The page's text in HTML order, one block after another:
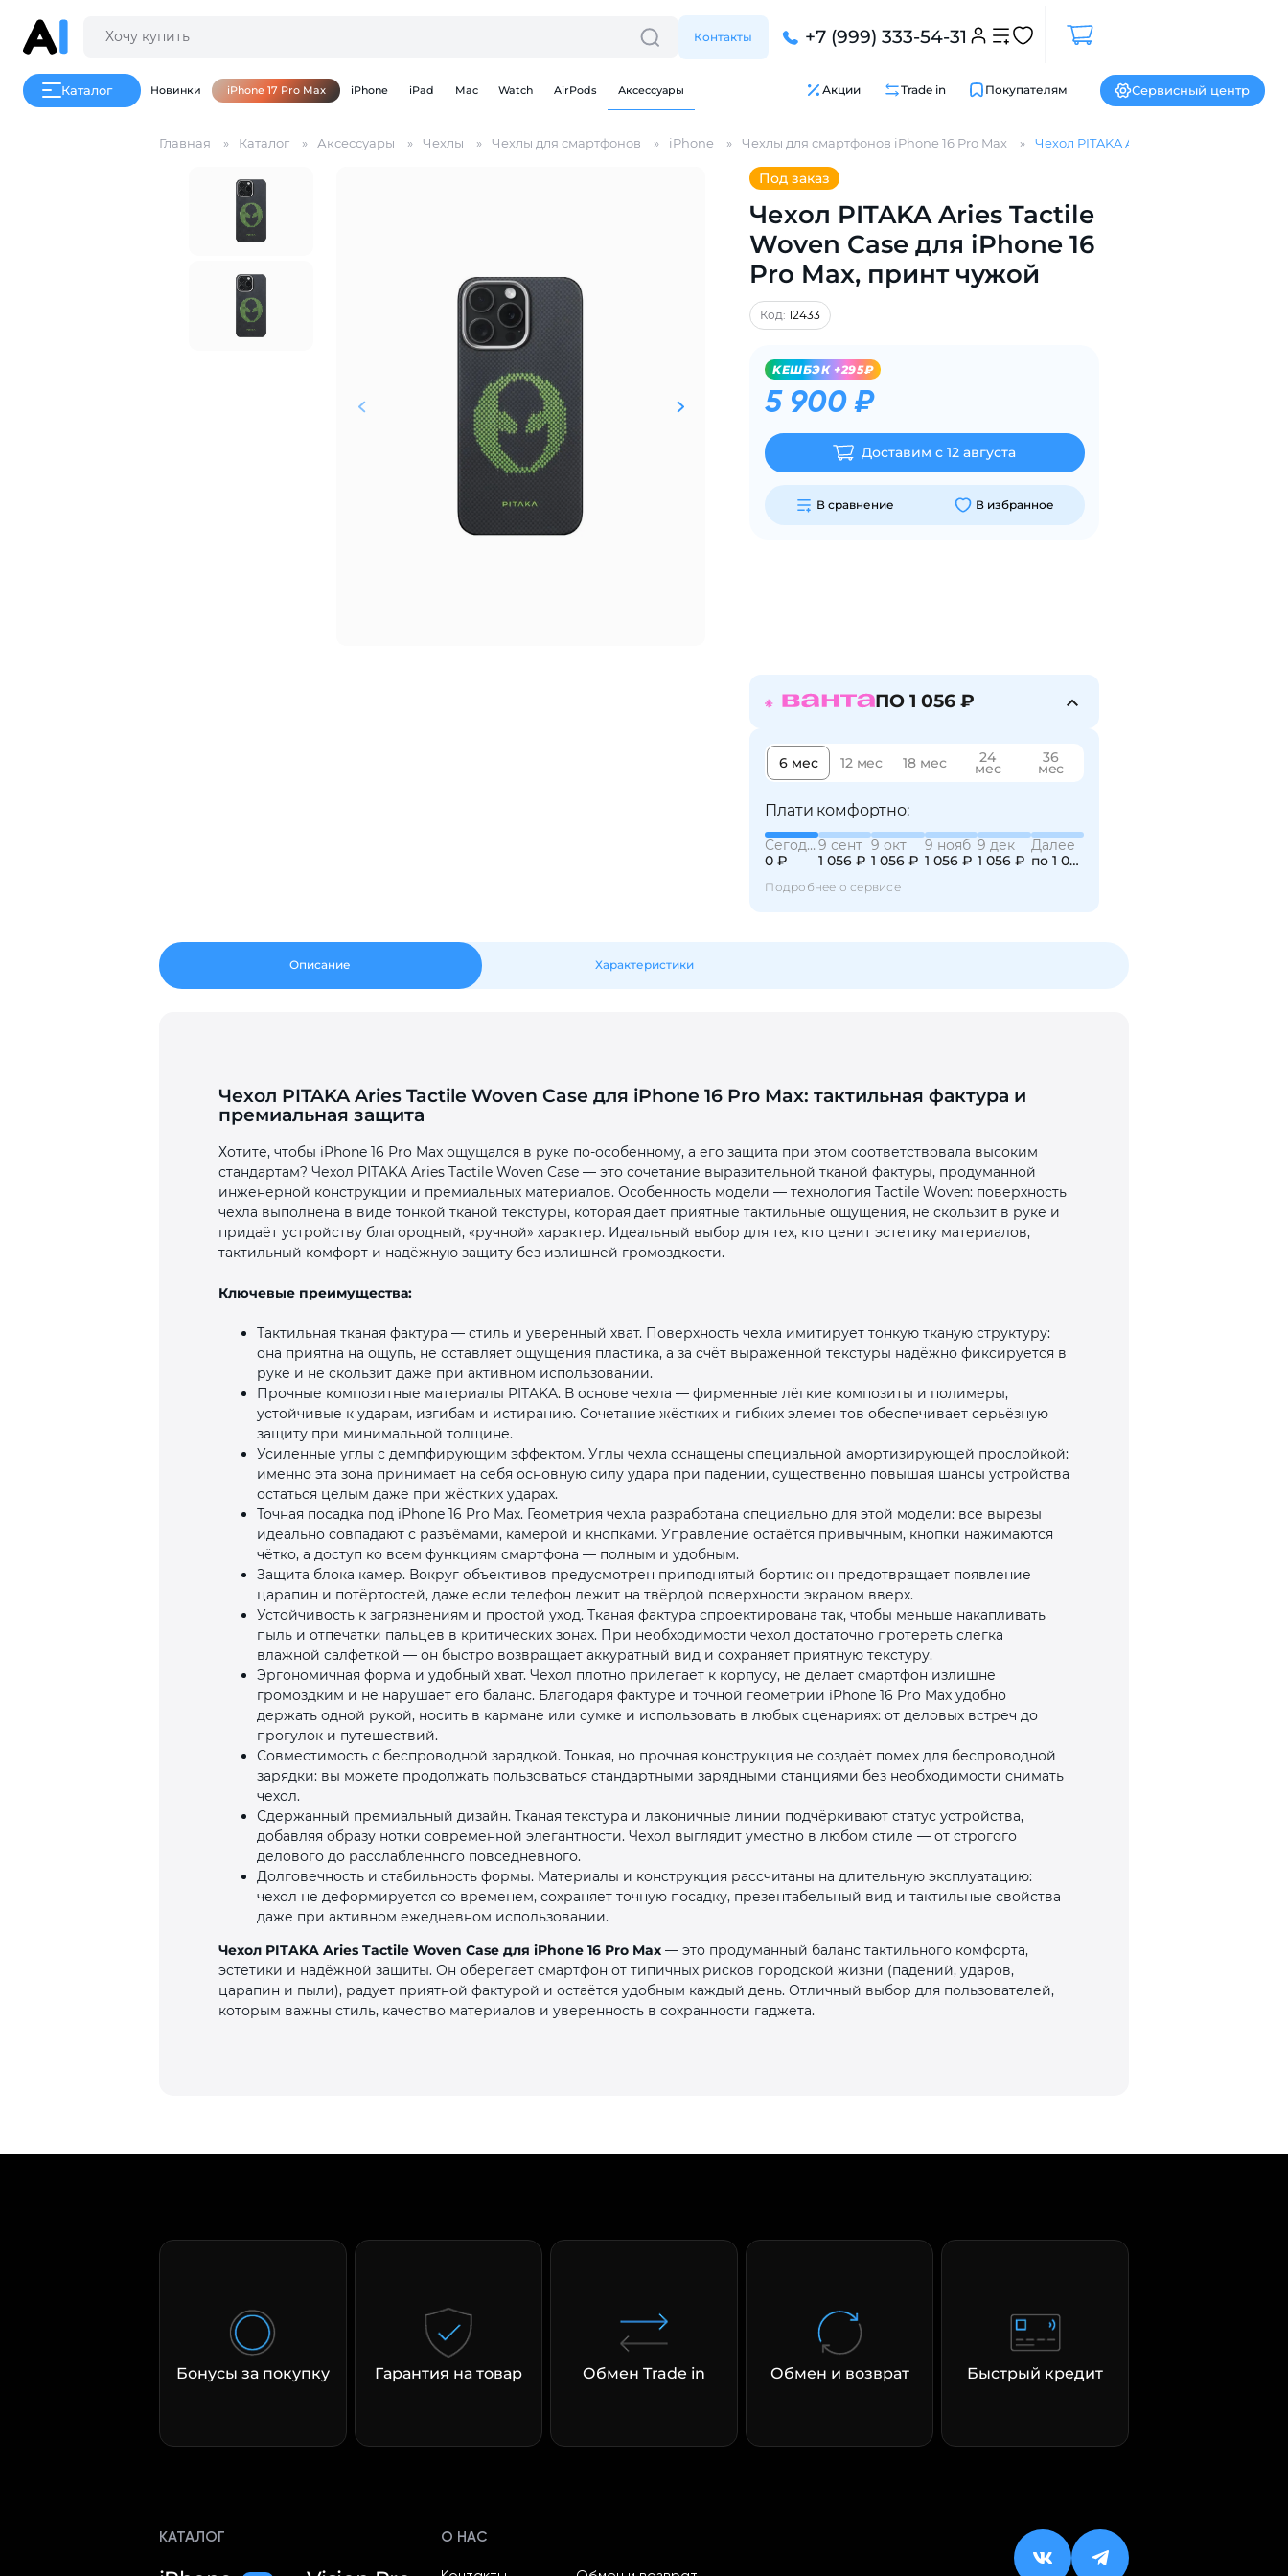
Контакты +7 (999) 333-54-31
Каталог Новинки iPhone 17 Pro Max iPhone iPad Mac Watch AirPods Аксессуары Акции Trade in Покупателям Сервисный центр
Главная Каталог Аксессуары Чехлы Чехлы для смартфонов iPhone Чехлы для смартфонов iPhone 16 Pro Max Чехол PITAKA Aries Tactile Woven
Под заказ
Чехол PITAKA Aries Tactile
Woven Case для iPhone 16
Pro Max, принт чужой
Код:12433
KЕШБЭК +295₽
5 900 ₽
Доставим с 12 августа
В сравнение В избранное
ПО 1 056 ₽
6 мес 12 мес 18 мес 24
мес
36
мес
Плати комфортно:
Сегодня
0 ₽
9 сент
1 056 ₽
9 окт
1 056 ₽
9 нояб
1 056 ₽
9 дек
1 056 ₽
Далее
по 1 056 ₽
Подробнее о сервисе
Описание Характеристики
Чехол PITAKA Aries Tactile Woven Case для iPhone 16 Pro Max: тактильная фактура и
премиальная защита
Хотите, чтобы iPhone 16 Pro Max ощущался в руке по‑особенному, а его защита при этом соответствовала высоким
стандартам? Чехол PITAKA Aries Tactile Woven Case — это сочетание выразительной тканой фактуры, продуманной
инженерной конструкции и премиальных материалов. Особенность модели — технология Tactile Woven: поверхность
чехла выполнена в виде тонкой тканой текстуры, которая даёт приятные тактильные ощущения, не скользит в руке и
придаёт устройству благородный, «ручной» характер. Идеальный выбор для тех, кто ценит эстетику материалов,
тактильный комфорт и надёжную защиту без излишней громоздкости.
Ключевые преимущества:
Тактильная тканая фактура — стиль и уверенный хват. Поверхность чехла имитирует тонкую тканую структуру:
она приятна на ощупь, не оставляет ощущения пластика, а за счёт выраженной текстуры надёжно фиксируется в
руке и не скользит даже при активном использовании.
Прочные композитные материалы PITAKA. В основе чехла — фирменные лёгкие композиты и полимеры,
устойчивые к ударам, изгибам и истиранию. Сочетание жёстких и гибких элементов обеспечивает серьёзную
защиту при минимальной толщине.
Усиленные углы с демпфирующим эффектом. Углы чехла оснащены специальной амортизирующей прослойкой:
именно эта зона принимает на себя основную силу удара при падении, существенно повышая шансы устройства
остаться целым даже при жёстких ударах.
Точная посадка под iPhone 16 Pro Max. Геометрия чехла разработана специально для этой модели: все вырезы
идеально совпадают с разъёмами, камерой и кнопками. Управление остаётся привычным, кнопки нажимаются
чётко, а доступ ко всем функциям смартфона — полным и удобным.
Защита блока камер. Вокруг объективов предусмотрен приподнятый бортик: он предотвращает появление
царапин и потёртостей, даже если телефон лежит на твёрдой поверхности экраном вверх.
Устойчивость к загрязнениям и простой уход. Тканая фактура спроектирована так, чтобы меньше накапливать
пыль и отпечатки пальцев в критических зонах. При необходимости чехол достаточно протереть слегка
влажной салфеткой — он быстро возвращает аккуратный вид и сохраняет приятную текстуру.
Эргономичная форма и удобный хват. Чехол плотно прилегает к корпусу, не делает смартфон излишне
громоздким и не нарушает его баланс. Благодаря фактуре и точной геометрии iPhone 16 Pro Max удобно
держать одной рукой, носить в кармане или сумке и использовать в любых сценариях: от деловых встреч до
прогулок и путешествий.
Совместимость с беспроводной зарядкой. Тонкая, но прочная конструкция не создаёт помех для беспроводной
зарядки: вы можете продолжать пользоваться стандартными зарядными станциями без необходимости снимать
чехол.
Сдержанный премиальный дизайн. Тканая текстура и лаконичные линии подчёркивают статус устройства,
добавляя образу нотки современной элегантности. Чехол выглядит уместно в любом стиле — от строгого
делового до расслабленного повседневного.
Долговечность и стабильность формы. Материалы и конструкция рассчитаны на длительную эксплуатацию:
чехол не деформируется со временем, сохраняет точную посадку, презентабельный вид и тактильные свойства
даже при активном ежедневном использовании.
Чехол PITAKA Aries Tactile Woven Case для iPhone 16 Pro Max — это продуманный баланс тактильного комфорта,
эстетики и надёжной защиты. Он оберегает смартфон от типичных рисков городской жизни (падений, ударов,
царапин и пыли), радует приятной фактурой и остаётся удобным каждый день. Отличный выбор для пользователей,
которым важны стиль, качество материалов и уверенность в сохранности гаджета.
Бонусы за покупку Гарантия на товар Обмен Trade in Обмен и возврат Быстрый кредит
КАТАЛОГ О НАС
Для клиентов всех банков
Разбейте оплату
на частибез переплат
График платежей
Сегодня
раз в 2
недели
раз в 2 недели
Остались вопросы?
8 800 302-02-51
plait.ru